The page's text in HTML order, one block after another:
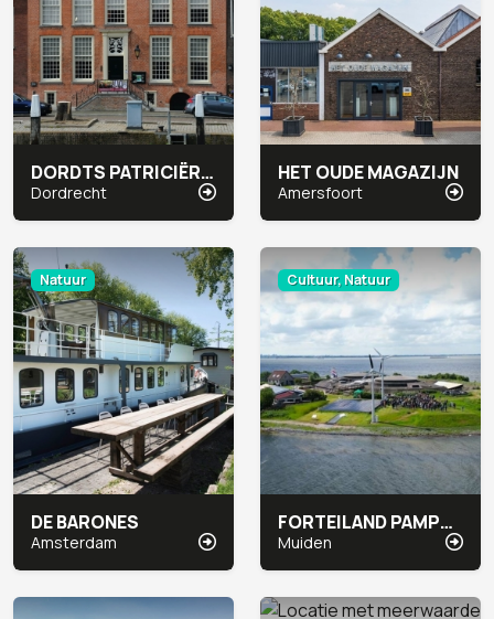
DORDTS PATRICIËRSHUIS
Dordrecht
HET OUDE MAGAZIJN
Amersfoort
Natuur
DE BARONES
Amsterdam
Cultuur, Natuur
FORTEILAND PAMPUS
Muiden